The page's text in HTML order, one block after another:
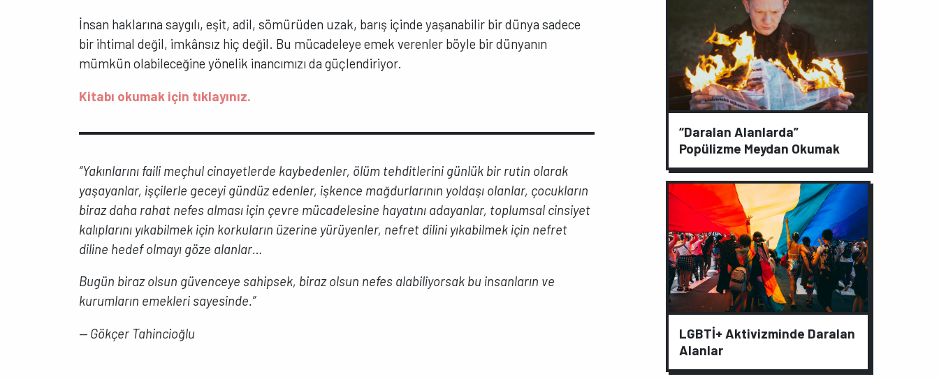
İnsan haklarına saygılı, eşit, adil, sömürüden uzak, barış içinde yaşanabilir bir dünya sadece
bir ihtimal değil, imkânsız hiç değil. Bu mücadeleye emek verenler böyle bir dünyanın
mümkün olabileceğine yönelik inancımızı da güçlendiriyor.
Kitabı okumak için tıklayınız.
“Yakınlarını faili meçhul cinayetlerde kaybedenler, ölüm tehditlerini günlük bir rutin olarak
yaşayanlar, işçilerle geceyi gündüz edenler, işkence mağdurlarının yoldaşı olanlar, çocukların
biraz daha rahat nefes alması için çevre mücadelesine hayatını adayanlar, toplumsal cinsiyet
kalıplarını yıkabilmek için korkuların üzerine yürüyenler, nefret dilini yıkabilmek için nefret
diline hedef olmayı göze alanlar…
Bugün biraz olsun güvenceye sahipsek, biraz olsun nefes alabiliyorsak bu insanların ve
kurumların emekleri sayesinde.”
— Gökçer Tahincioğlu
“Daralan Alanlarda”
Popülizme Meydan Okumak
LGBTİ+ Aktivizminde Daralan
Alanlar